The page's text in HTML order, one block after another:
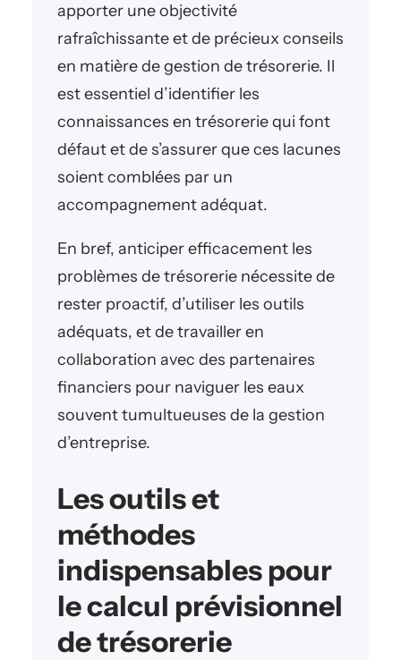
apporter une objectivité
rafraîchissante et de précieux conseils
en matière de gestion de trésorerie. Il
est essentiel d’identifier les
connaissances en trésorerie qui font
défaut et de s’assurer que ces lacunes
soient comblées par un
accompagnement adéquat.
En bref, anticiper efficacement les
problèmes de trésorerie nécessite de
rester proactif, d’utiliser les outils
adéquats, et de travailler en
collaboration avec des partenaires
financiers pour naviguer les eaux
souvent tumultueuses de la gestion
d’entreprise.
Les outils et
méthodes
indispensables pour
le calcul prévisionnel
de trésorerie